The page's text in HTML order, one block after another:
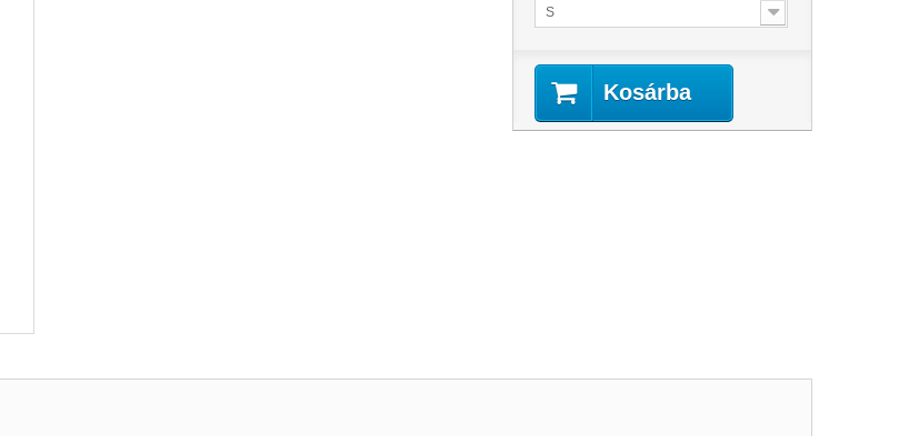
S
Kosárba